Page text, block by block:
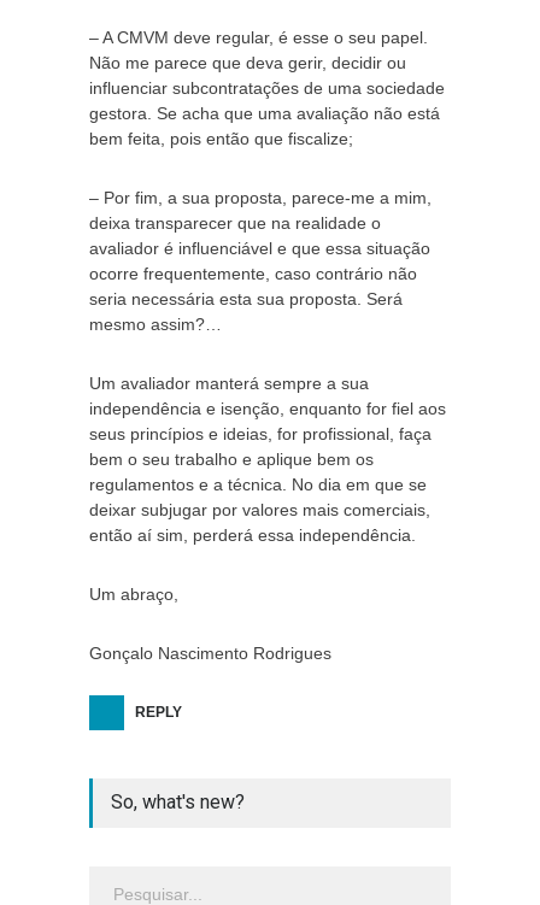
– A CMVM deve regular, é esse o seu papel.
Não me parece que deva gerir, decidir ou
influenciar subcontratações de uma sociedade
gestora. Se acha que uma avaliação não está
bem feita, pois então que fiscalize;
– Por fim, a sua proposta, parece-me a mim,
deixa transparecer que na realidade o
avaliador é influenciável e que essa situação
ocorre frequentemente, caso contrário não
seria necessária esta sua proposta. Será
mesmo assim?…
Um avaliador manterá sempre a sua
independência e isenção, enquanto for fiel aos
seus princípios e ideias, for profissional, faça
bem o seu trabalho e aplique bem os
regulamentos e a técnica. No dia em que se
deixar subjugar por valores mais comerciais,
então aí sim, perderá essa independência.
Um abraço,
Gonçalo Nascimento Rodrigues
REPLY
So, what's new?